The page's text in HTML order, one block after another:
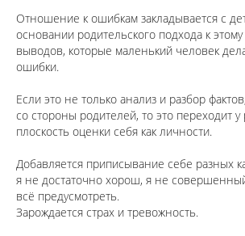
Отношение к ошибкам закладывается с
основании родительского подхода к
выводов, которые маленький человек
ошибки.
Если это не только анализ и разбор
со стороны родителей, то это переходит у
плоскость оценки себя как личности.
Добавляется приписывание себе разных
я не достаточно хорош, я не
всё предусмотреть.
Зарождается страх и тревожность.